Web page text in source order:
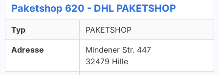
Paketshop 620 - DHL PAKETSHOP
Typ PAKETSHOP
Adresse
Mindener Str. 447
32479 Hille